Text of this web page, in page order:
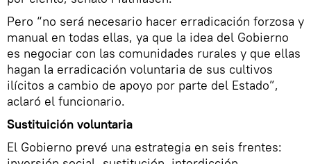
Pero “no será necesario hacer erradicación forzosa y
manual en todas ellas, ya que la idea del Gobierno
es negociar con las comunidades rurales y que ellas
hagan la erradicación voluntaria de sus cultivos
ilícitos a cambio de apoyo por parte del Estado”,
aclaró el funcionario.
Sustituición voluntaria
El Gobierno prevé una estrategia en seis frentes: